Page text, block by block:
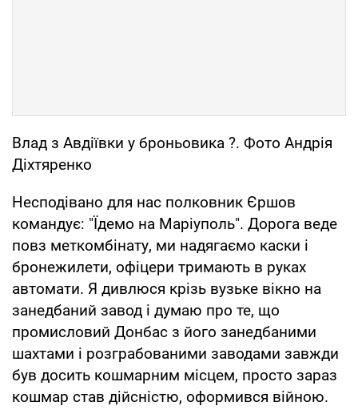
Влад з Авдіївки у броньовика ?. Фото Андрія
Діхтяренко
Несподівано для нас полковник Єршов
командує: "Їдемо на Маріуполь". Дорога веде
повз меткомбінату, ми надягаємо каски і
бронежилети, офіцери тримають в руках
автомати. Я дивлюся крізь вузьке вікно на
занедбаний завод і думаю про те, що
промисловий Донбас з його занедбаними
шахтами і розграбованими заводами завжди
був досить кошмарним місцем, просто зараз
кошмар став дійсністю, оформився війною.